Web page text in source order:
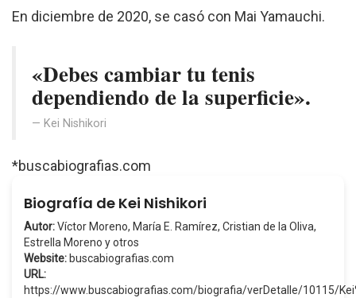
En diciembre de 2020, se casó con Mai Yamauchi.
«Debes cambiar tu tenis
dependiendo de la superficie».
Kei Nishikori
*buscabiografias.com
Biografía de Kei Nishikori
Autor:Víctor Moreno, María E. Ramírez, Cristian de la Oliva,
Estrella Moreno y otros
Website:buscabiografias.com
URL:
https://www.buscabiografias.com/biografia/verDetalle/10115/